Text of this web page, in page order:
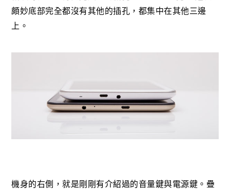
頗妙底部完全都沒有其他的插孔，都集中在其他三邊
上。
機身的右側，就是剛剛有介紹過的音量鍵與電源鍵。疊